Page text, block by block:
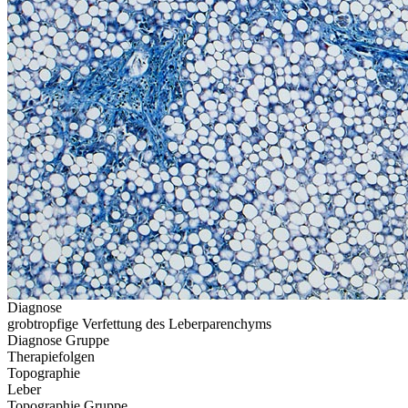
Diagnose
grobtropfige Verfettung des Leberparenchyms
Diagnose Gruppe
Therapiefolgen
Topographie
Leber